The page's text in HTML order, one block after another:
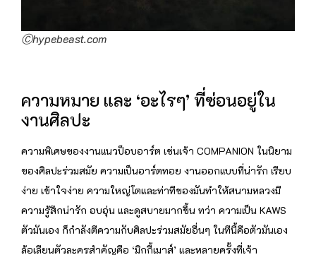
Ⓒhypebeast.com
ความหมาย และ ‘อะไรๆ’ ที่ซ่อนอยู่ใน
งานศิลปะ
ความพิเศษของงานแนวป็อบอาร์ต เช่นเจ้า COMPANION ในนิยาม
ของศิลปะร่วมสมัย ความเป็นอาร์ตทอย งานออกแบบที่น่ารัก เรียบ
ง่าย เข้าใจง่าย ความใหญ่โตและท่าทีของมันทำให้สนามหลวงมี
ความรู้สึกน่ารัก อบอุ่น และดูสบายมากขึ้น ทว่า ความเป็น KAWS
ตัวมันเอง ก็กำลังตีความกับศิลปะร่วมสมัยอื่นๆ ในทีนี้คือตัวมันเอง
ล้อเลียนตัวละครสำคัญคือ ‘มิกกี้เมาส์’ และหลายครั้งที่เจ้า